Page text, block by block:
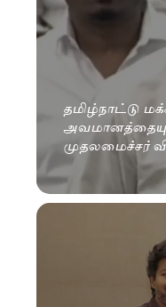
தமிழ்நாட்டு
முதலமைச்சர்